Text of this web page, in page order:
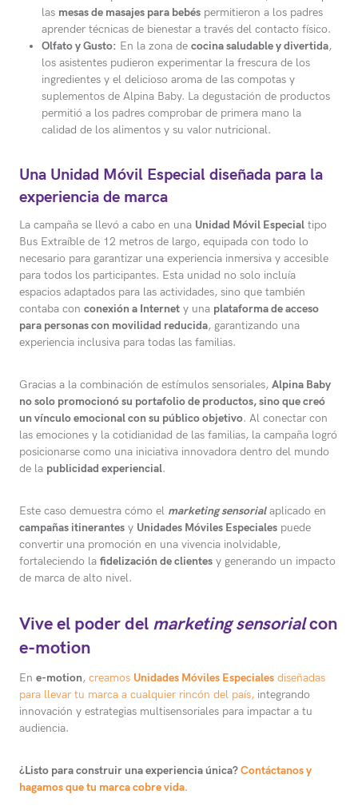
las mesas de masajes para bebés permitieron a los padres
aprender técnicas de bienestar a través del contacto físico.
Olfato y Gusto: En la zona de cocina saludable y divertida,
los asistentes pudieron experimentar la frescura de los
ingredientes y el delicioso aroma de las compotas y
suplementos de Alpina Baby. La degustación de productos
permitió a los padres comprobar de primera mano la
calidad de los alimentos y su valor nutricional.
Una Unidad Móvil Especial diseñada para la
experiencia de marca
La campaña se llevó a cabo en una Unidad Móvil Especial tipo
Bus Extraíble de 12 metros de largo, equipada con todo lo
necesario para garantizar una experiencia inmersiva y accesible
para todos los participantes. Esta unidad no solo incluía
espacios adaptados para las actividades, sino que también
contaba con conexión a Internet y una plataforma de acceso
para personas con movilidad reducida, garantizando una
experiencia inclusiva para todas las familias.
Gracias a la combinación de estímulos sensoriales, Alpina Baby
no solo promocionó su portafolio de productos, sino que creó
un vínculo emocional con su público objetivo. Al conectar con
las emociones y la cotidianidad de las familias, la campaña logró
posicionarse como una iniciativa innovadora dentro del mundo
de la publicidad experiencial.
Este caso demuestra cómo el marketing sensorialaplicado en
campañas itinerantes y Unidades Móviles Especiales puede
convertir una promoción en una vivencia inolvidable,
fortaleciendo la fidelización de clientes y generando un impacto
de marca de alto nivel.
Vive el poder del marketing sensorialcon
e-motion
En e-motion, creamos Unidades Móviles Especiales diseñadas
para llevar tu marca a cualquier rincón del país, integrando
innovación y estrategias multisensoriales para impactar a tu
audiencia.
¿Listo para construir una experiencia única?Contáctanos y
hagamos que tu marca cobre vida.